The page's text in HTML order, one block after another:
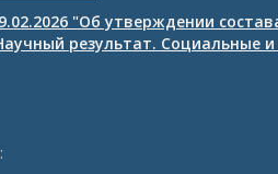
"Об утверждении
результат. Социальные